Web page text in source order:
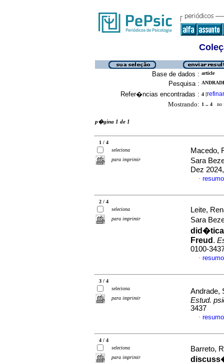
Base de dados : article
Pesquisa :
Refer�ncias encontradas : 4 [refinar
Mostrando: 1 .. 4 no
p�gina 1 de 1
1 / 4
seleciona
para imprimir
Macedo,
Sara
Dez
·
2 / 4
seleciona
para imprimir
Leite,
Sara
Freud .
0100-
·
3 / 4
seleciona
para imprimir
Andrade,
Estud.
3437
·
4 / 4
seleciona
para imprimir
Barreto,